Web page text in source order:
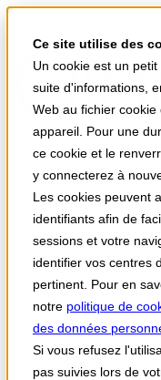
Ce site utilise des
Un cookie est un
suite d'informations,
Web au fichier
appareil. Pour une
ce cookie et le
y connecterez à
Les cookies peuvent
identifiants afin de
sessions et votre
identifier vos centres
pertinent. Pour en
notre politique de
des données
Si vous refusez
pas suivies lors de
Votre univers Stellair
Actualités
A propos
Support
Stellair Médecin
Stellair Infirmier
Stellair Hôpital
Stellair Clinique
Stellair Officine
Stellair Labo
Stellair Paramédical